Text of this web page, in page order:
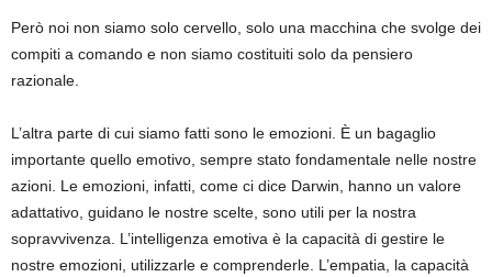
Però noi non siamo solo cervello, solo una macchina che svolge dei
compiti a comando e non siamo costituiti solo da pensiero
razionale.
L’altra parte di cui siamo fatti sono le emozioni. È un bagaglio
importante quello emotivo, sempre stato fondamentale nelle nostre
azioni. Le emozioni, infatti, come ci dice Darwin, hanno un valore
adattativo, guidano le nostre scelte, sono utili per la nostra
sopravvivenza. L’intelligenza emotiva è la capacità di gestire le
nostre emozioni, utilizzarle e comprenderle. L’empatia, la capacità